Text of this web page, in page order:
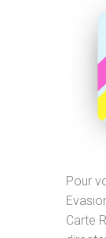
Pour
Carte